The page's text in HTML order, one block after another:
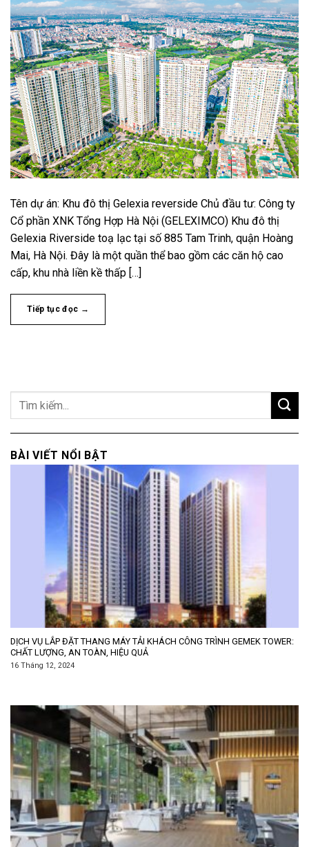
Tên dự án: Khu đô thị Gelexia reverside Chủ đầu tư: Công ty
Cổ phần XNK Tổng Hợp Hà Nội (GELEXIMCO) Khu đô thị
Gelexia Riverside toạ lạc tại số 885 Tam Trinh, quận Hoàng
Mai, Hà Nội. Đây là một quần thể bao gồm các căn hộ cao
cấp, khu nhà liền kề thấp […]
Tiếp tục đọc →
BÀI VIẾT NỔI BẬT
DỊCH VỤ LẮP ĐẶT THANG MÁY TẢI KHÁCH CÔNG TRÌNH GEMEK TOWER:
CHẤT LƯỢNG, AN TOÀN, HIỆU QUẢ
16 Tháng 12, 2024